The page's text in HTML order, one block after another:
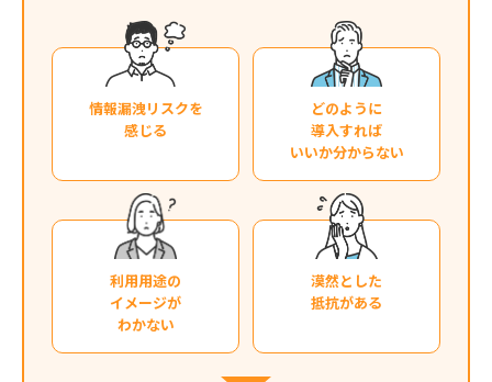
情報漏洩リスクを
感じる
どのように
導入すれば
いいか分からない
利用用途の
イメージが
わかない
漠然とした
抵抗がある